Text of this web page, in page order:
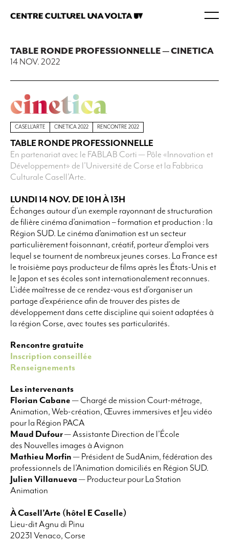
TABLE RONDE PROFESSIONNELLE — CINETICA
14 NOV. 2022
CASELL'ARTE CINETICA 2022 RENCONTRE 2022
TABLE RONDE PROFESSIONNELLE
En partenariat avec le FABLAB Corti — Pôle «Innovation et
Développement» de l’Université de Corse et la Fabbrica
Culturale Casell’Arte.
LUNDI 14 NOV. DE 10H À 13H
Échanges autour d’un exemple rayonnant de structuration
de filière cinéma d’animation – formation et production : la
Région SUD. Le cinéma d’animation est un secteur
particulièrement foisonnant, créatif, porteur d’emploi vers
lequel se tournent de nombreux jeunes corses. La France est
le troisième pays producteur de films après les États-Unis et
le Japon et ses écoles sont internationalement reconnues.
L’idée maîtresse de ce rendez-vous est d’organiser un
partage d’expérience afin de trouver des pistes de
développement dans cette discipline qui soient adaptées à
la région Corse, avec toutes ses particularités.
Rencontre gratuite
Inscription conseillée
Renseignements
Les intervenants
Florian Cabane — Chargé de mission Court-métrage,
Animation, Web-création, Œuvres immersives et Jeu vidéo
pour la Région PACA
Maud Dufour— Assistante Direction de l’École
des Nouvelles images à Avignon
Mathieu Morfin — Président de SudAnim, fédération des
professionnels de l’Animation domiciliés en Région SUD.
Julien Villanueva — Producteur pour La Station
Animation
À Casell’Arte (hôtel E Caselle)
Lieu-dit Agnu di Pinu
20231 Venaco, Corse